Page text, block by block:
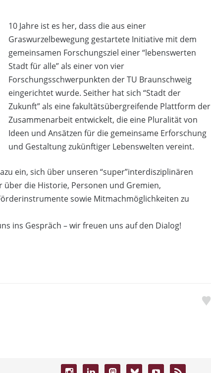
10 Jahre ist es her, dass die aus einer
Graswurzelbewegung gestartete Initiative mit dem
gemeinsamen Forschungsziel einer “lebenswerten
Stadt für alle” als einer von vier
Forschungsschwerpunkten der TU Braunschweig
eingerichtet wurde. Seither hat sich “Stadt der
Zukunft” als eine fakultätsübergreifende Plattform der
Zusammenarbeit entwickelt, die eine Pluralität von
Ideen und Ansätzen für die gemeinsame Erforschung
und Gestaltung zukünftiger Lebenswelten vereint.
ein, sich über unseren “super”interdisziplinären
die Historie, Personen und Gremien,
sowie Mitmachmöglichkeiten zu
ins Gespräch – wir freuen uns auf den Dialog!